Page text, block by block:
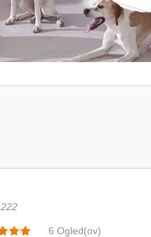
222
6 Ogled(ov)